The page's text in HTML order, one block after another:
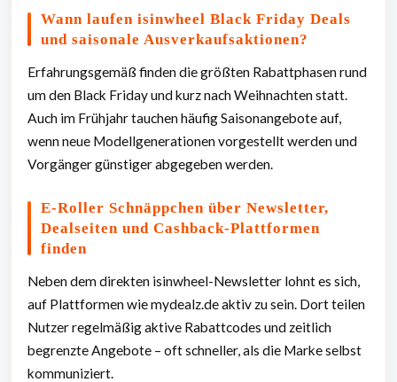
Wann laufen isinwheel Black Friday Deals
und saisonale Ausverkaufsaktionen?
Erfahrungsgemäß finden die größten Rabattphasen rund
um den Black Friday und kurz nach Weihnachten statt.
Auch im Frühjahr tauchen häufig Saisonangebote auf,
wenn neue Modellgenerationen vorgestellt werden und
Vorgänger günstiger abgegeben werden.
E-Roller Schnäppchen über Newsletter,
Dealseiten und Cashback-Plattformen
finden
Neben dem direkten isinwheel-Newsletter lohnt es sich,
auf Plattformen wie mydealz.de aktiv zu sein. Dort teilen
Nutzer regelmäßig aktive Rabattcodes und zeitlich
begrenzte Angebote – oft schneller, als die Marke selbst
kommuniziert.